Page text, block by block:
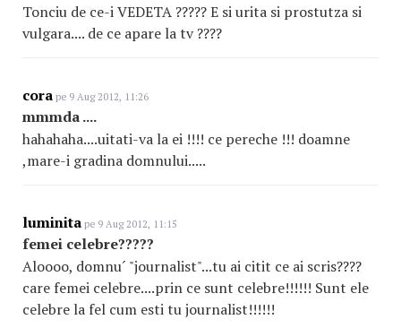
Tonciu de ce-i VEDETA ????? E si urita si prostutza si
vulgara.... de ce apare la tv ????
cora pe 9 Aug 2012, 11:26
mmmda ....
hahahaha....uitati-va la ei !!!! ce pereche !!! doamne
,mare-i gradina domnului.....
luminita pe 9 Aug 2012, 11:15
femei celebre?????
Aloooo, domnu´ "journalist"...tu ai citit ce ai scris????
care femei celebre....prin ce sunt celebre!!!!!! Sunt ele
celebre la fel cum esti tu journalist!!!!!!